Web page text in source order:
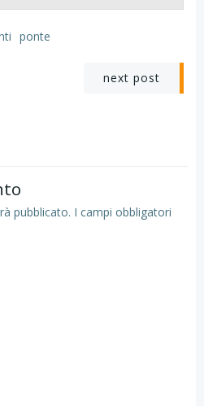
ponte
Navigazione
next post
pubblicato. I campi obbligatori